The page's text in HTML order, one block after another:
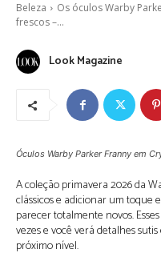
Beleza
Os óculos Warby
frescos –...
Look Magazine
Óculos Warby Parker Franny em
A coleção primavera 2026 da
clássicos e adicionar um toque
parecer totalmente novos.
vezes e você verá detalhes
próximo nível.